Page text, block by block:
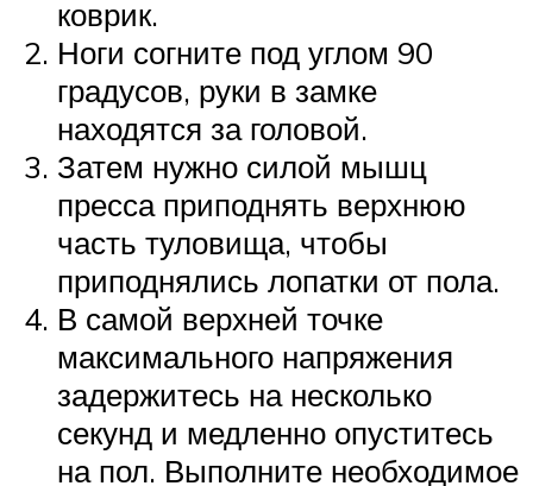
коврик.
Ноги согните под углом 90
градусов, руки в замке
находятся за головой.
Затем нужно силой мышц
пресса приподнять верхнюю
часть туловища, чтобы
приподнялись лопатки от пола.
В самой верхней точке
максимального напряжения
задержитесь на несколько
секунд и медленно опуститесь
на пол. Выполните необходимое